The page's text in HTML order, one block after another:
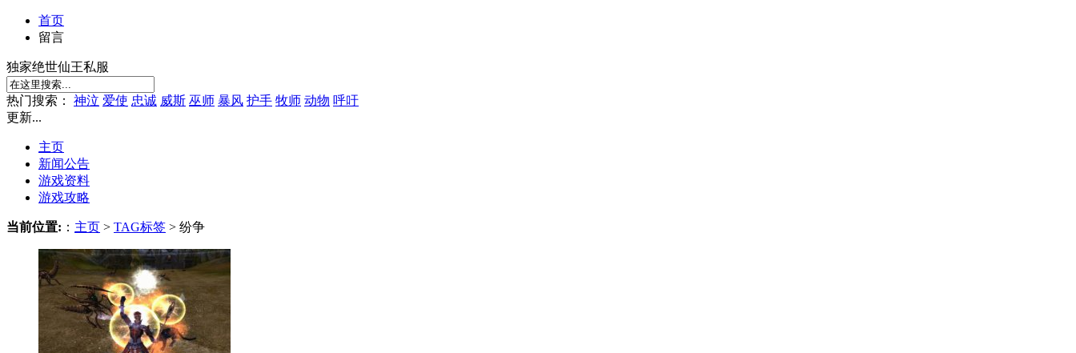
首页
留言
独家绝世仙王私服
热门搜索： 神泣 爱使 忠诚 威斯 巫师 暴风 护手 牧师 动物 呼吁
更新...
主页
新闻公告
游戏资料
游戏攻略
当前位置: ： 主页 > TAG标签 > 纷争